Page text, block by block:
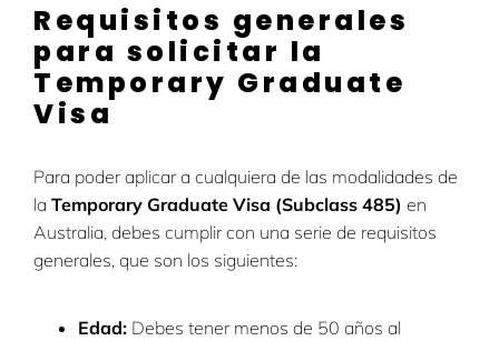
Requisitos generales
para solicitar la
Temporary Graduate
Visa
Para poder aplicar a cualquiera de las modalidades de
la Temporary Graduate Visa (Subclass 485) en
Australia, debes cumplir con una serie de requisitos
generales, que son los siguientes:
Edad: Debes tener menos de 50 años al